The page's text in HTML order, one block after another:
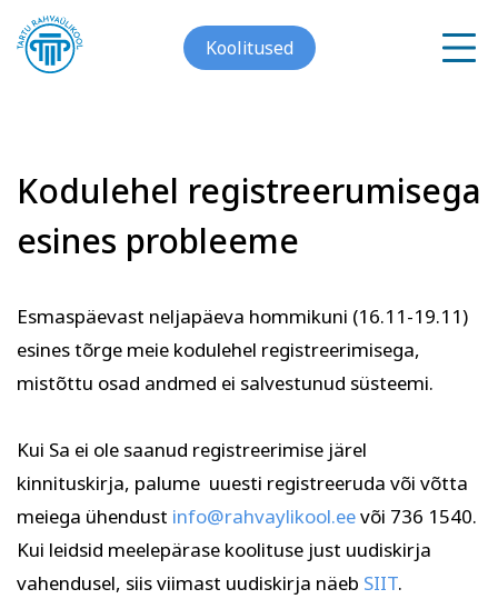
Koolitused
Kunst
Psühholoogia ja
eneseareng
Meist
Galerii
Kontakt
Blogi
Projektid
Grupitellimused
ENG RUS
Kodulehel registreerumisega
esines probleeme
Esmaspäevast neljapäeva hommikuni (16.11-19.11)
esines tõrge meie kodulehel registreerimisega,
mistõttu osad andmed ei salvestunud süsteemi.
Kui Sa ei ole saanud registreerimise järel
kinnituskirja, palume uuesti registreeruda või võtta
meiega ühendust info@rahvaylikool.eevõi 736 1540.
Kui leidsid meelepärase koolituse just uudiskirja
vahendusel, siis viimast uudiskirja näeb SIIT.